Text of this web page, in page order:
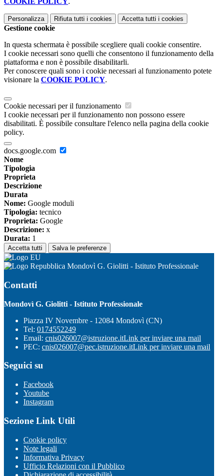
Personalizza Rifiuta tutti i cookies Accetta tutti i cookies
Gestione cookie
In questa schermata è possibile scegliere quali cookie consentire.
I cookie necessari sono quelli che consentono il funzionamento della
piattaforma e non è possibile disabilitarli.
Per conoscere quali sono i cookie necessari al funzionamento potete
visionare la COOKIE POLICY.
Cookie necessari per il funzionamento
I cookie necessari per il funzionamento non possono essere
disabilitati. È possibile consultare l'elenco nella pagina della cookie
policy.
docs.google.com
Nome
Tipologia
Proprieta
Descrizione
Durata
Nome: Google moduli
Tipologia: tecnico
Proprieta: Google
Descrizione: x
Durata: 1
Accetta tutti Salva le preferenze
Mondovì G. Giolitti - Istituto Professionale
Contatti
Mondovì G. Giolitti - Istituto Professionale
Piazza IV Novembre - 12084 Mondovì (CN)
Tel: 0174552249
Email: cnis026007@istruzione.itLink per inviare una mail
PEC: cnis026007@pec.istruzione.itLink per inviare una mail
Seguici su
Facebook
Youtube
Instagram
Sezione Link Utili
Cookie policy
Note legali
Informativa Privacy
Ufficio Relazioni con il Pubblico